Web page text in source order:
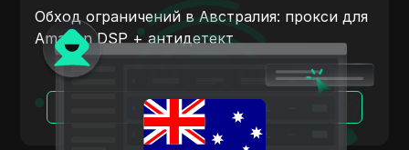
Apple Pay
ASOS
BestBuy
Италия
Нидерланды
Вьетнам
Португалия
Обход ограничений в Австралия: прокси для
Amazon DSP + антидетект
Читать далее